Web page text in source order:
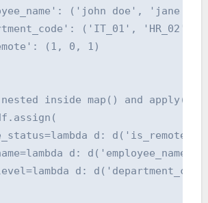
('john doe', 'jane
('IT_01', 'HR_02',
(1, 0, 1)
nested inside map() and apply()
d:
d:
d: